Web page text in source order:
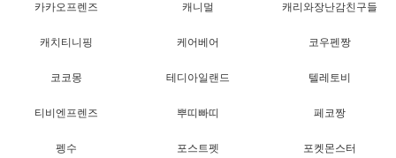
카카오프렌즈 캐니멀 캐리와장난감친구들
캐치티니핑 케어베어 코우펜짱
코코몽 테디아일랜드 텔레토비
티비엔프렌즈 뿌띠빠띠 페코짱
펭수 포스트펫 포켓몬스터